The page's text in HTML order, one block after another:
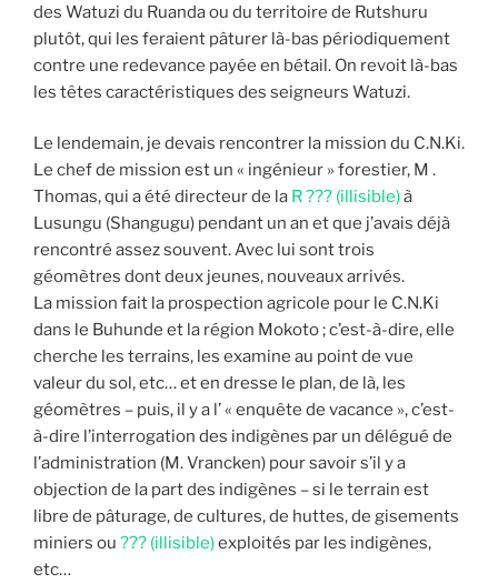
des Watuzi du Ruanda ou du territoire de Rutshuru
plutôt, qui les feraient pâturer là-bas périodiquement
contre une redevance payée en bétail. On revoit là-bas
les têtes caractéristiques des seigneurs Watuzi.
Le lendemain, je devais rencontrer la mission du C.N.Ki.
Le chef de mission est un « ingénieur » forestier, M .
Thomas, qui a été directeur de la R ??? (illisible)à
Lusungu (Shangugu) pendant un an et que j’avais déjà
rencontré assez souvent. Avec lui sont trois
géomètres dont deux jeunes, nouveaux arrivés.
La mission fait la prospection agricole pour le C.N.Ki
dans le Buhunde et la région Mokoto ; c’est-à-dire, elle
cherche les terrains, les examine au point de vue
valeur du sol, etc… et en dresse le plan, de là, les
géomètres – puis, il y a l’ « enquête de vacance », c’est-
à-dire l’interrogation des indigènes par un délégué de
l’administration (M. Vrancken) pour savoir s’il y a
objection de la part des indigènes – si le terrain est
libre de pâturage, de cultures, de huttes, de gisements
miniers ou ??? (illisible)exploités par les indigènes,
etc…